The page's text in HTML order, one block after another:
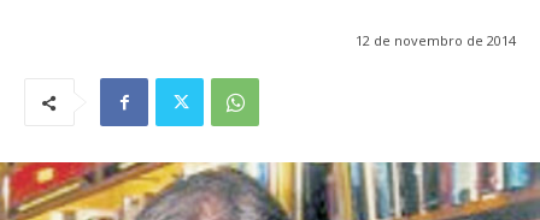
12 de novembro de 2014